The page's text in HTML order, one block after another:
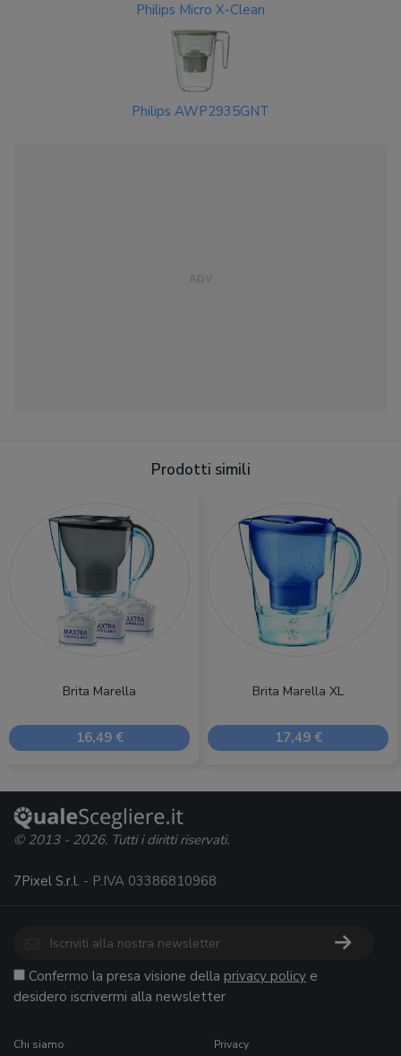
Philips Micro X-Clean
Philips AWP2935GNT
Prodotti simili
Brita Marella
16,49 €
Brita Marella XL
17,49 €
© 2013 - 2026. Tutti i diritti riservati.
7Pixel S.r.l. - P.IVA 03386810968
Confermo la presa visione della privacy policy e
desidero iscrivermi alla newsletter
Chi siamo Privacy